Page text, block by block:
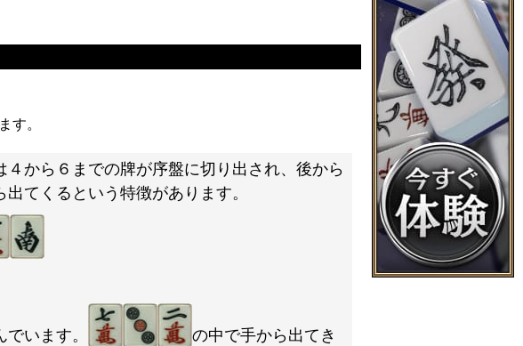
す。
から６までの牌が序盤に切り出され、後から
てくるという特徴があります。
います。
の中で手から出てき